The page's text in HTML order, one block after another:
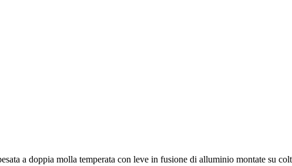
a doppia molla temperata con leve in fusione di alluminio montate su